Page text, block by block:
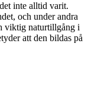
inte alltid varit.
och under andra
viktig naturtillgång i
att den bildas på